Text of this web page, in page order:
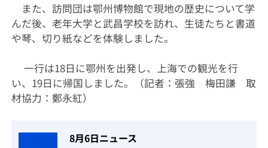
また、訪問団は鄂州博物館で現地の歴史について学
んだ後、老年大学と武昌学校を訪れ、生徒たちと書道
や琴、切り紙などを体験しました。
一行は18日に鄂州を出発し、上海での観光を行
い、19日に帰国しました。（記者：張強 梅田謙 取
材協力：鄭永紅）
8月6日ニュース